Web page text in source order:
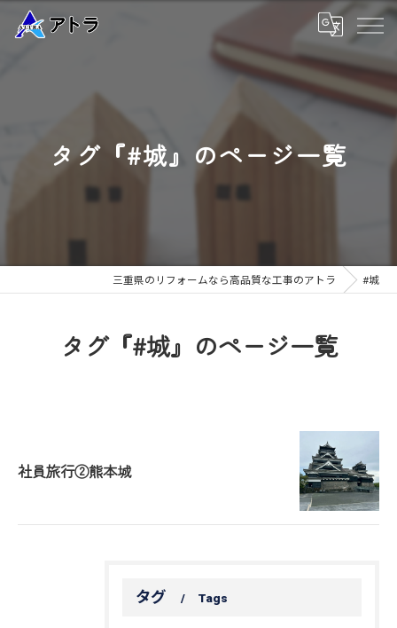
タグ『#城』のページ一覧
三重県のリフォームなら高品質な工事のアトラ #城
タグ『#城』のページ一覧
社員旅行②熊本城
タグ Tags